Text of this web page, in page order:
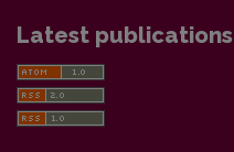
Latest publications